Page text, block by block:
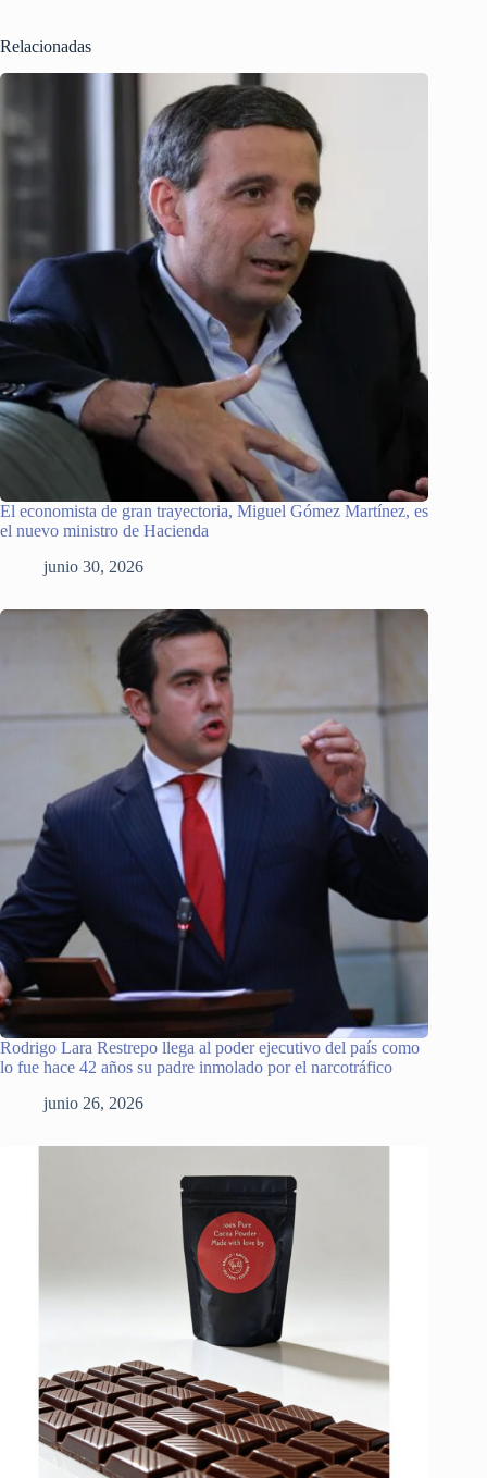
Relacionadas
El economista de gran trayectoria, Miguel Gómez Martínez, es
el nuevo ministro de Hacienda
junio 30, 2026
Rodrigo Lara Restrepo llega al poder ejecutivo del país como
lo fue hace 42 años su padre inmolado por el narcotráfico
junio 26, 2026